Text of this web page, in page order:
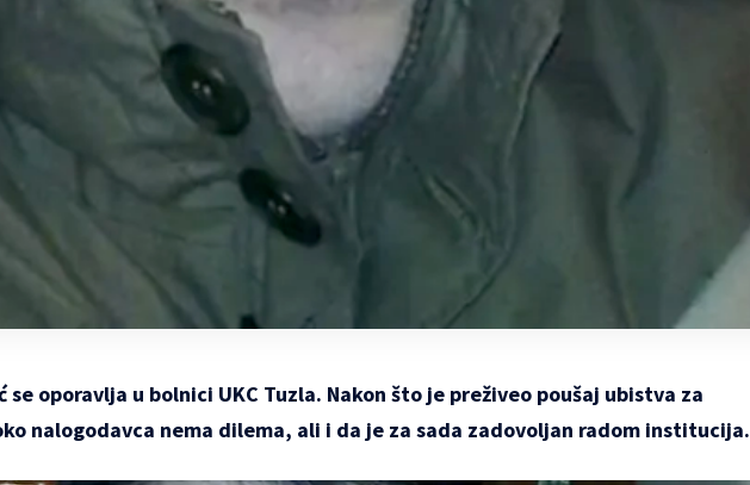
se oporavlja u bolnici UKC Tuzla. Nakon što je preživeo poušaj ubistva za
nalogodavca nema dilema, ali i da je za sada zadovoljan radom institucija.